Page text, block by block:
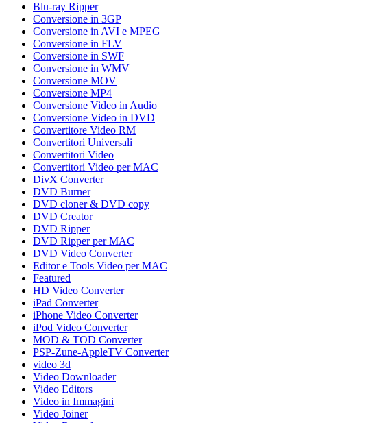
Blu-ray Ripper
Conversione in 3GP
Conversione in AVI e MPEG
Conversione in FLV
Conversione in SWF
Conversione in WMV
Conversione MOV
Conversione MP4
Conversione Video in Audio
Conversione Video in DVD
Convertitore Video RM
Convertitori Universali
Convertitori Video
Convertitori Video per MAC
DivX Converter
DVD Burner
DVD cloner & DVD copy
DVD Creator
DVD Ripper
DVD Ripper per MAC
DVD Video Converter
Editor e Tools Video per MAC
Featured
HD Video Converter
iPad Converter
iPhone Video Converter
iPod Video Converter
MOD & TOD Converter
PSP-Zune-AppleTV Converter
video 3d
Video Downloader
Video Editors
Video in Immagini
Video Joiner